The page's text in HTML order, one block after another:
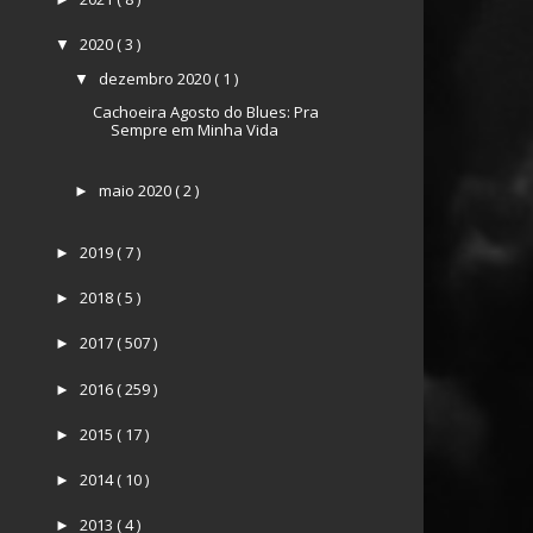
2017 às 6:34 PDT
▼ 2020 ( 3 )
▼ dezembro 2020 ( 1 )
Cachoeira Agosto do Blues: Pra
Sempre em Minha Vida
► maio 2020 ( 2 )
► 2019 ( 7 )
► 2018 ( 5 )
► 2017 ( 507 )
► 2016 ( 259 )
► 2015 ( 17 )
► 2014( 10 )
► 2013 ( 4 )